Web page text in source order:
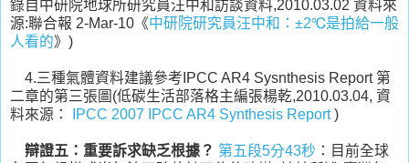
錄自中研院地球所研究員汪中和訪談資料,2010.03.02 資料來
源:聯合報 2-Mar-10《中研院研究員汪中和：±2℃是拍給一般
人看的》)
4.三種氣體資料建議參考IPCC AR4 Sysnthesis Report 第
二章的第三張圖(低碳生活部落格主編張楊乾,2010.03.04, 資
料來源：
IPCC 2007 IPCC AR4 Synthesis Report)
辯證五：重要訴求缺乏根據？ 第五段5分43秒 ：目前全球